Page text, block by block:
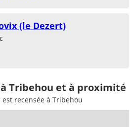
(le Dezert)
Tribehou et à proximité
recensée à Tribehou